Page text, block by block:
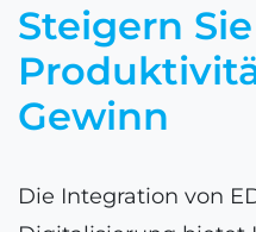
Steigern
Gewinn
Die Integration von